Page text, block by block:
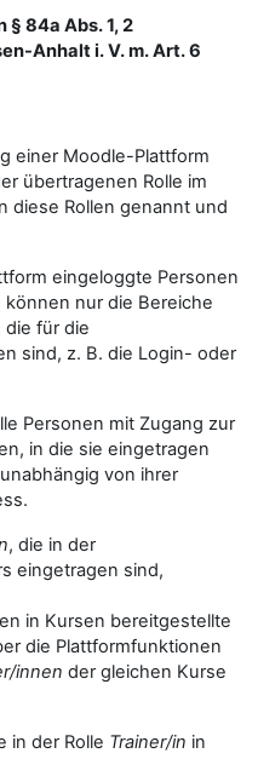
84a Abs. 1, 2
Anhalt i. V. m. Art. 6
einer Moodle-Plattform
übertragenen Rolle im
diese Rollen genannt und
eingeloggte Personen
nur die Bereiche
für die
sind, z. B. die Login- oder
Personen mit Zugang zur
in die sie eingetragen
von ihrer
, die in der
eingetragen sind,
in Kursen bereitgestellte
die Plattformfunktionen
innen der gleichen Kurse
in der Rolle Trainer/in in